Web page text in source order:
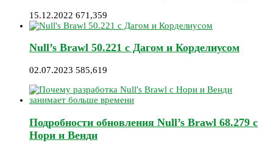
15.12.2022 671,359
Null’s Brawl 50.221 с Дагом и Корделиусом
02.07.2023 585,619
Подробности обновления Null’s Brawl 68.279 с
Нори и Венди